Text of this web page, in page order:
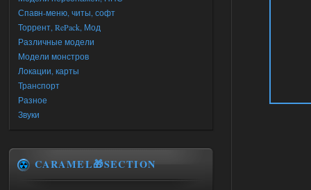
Спавн-меню, читы, софт
Торрент, RePack, Мод
Различные модели
Модели монстров
Локации, карты
Транспорт
Разное
Звуки
CARAMEL🎁SECTION